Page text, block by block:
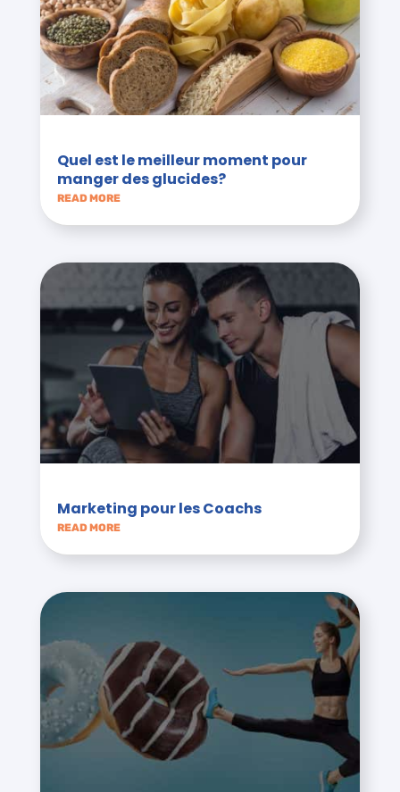
Quel est le meilleur moment pour
manger des glucides?
READ MORE
Marketing pour les Coachs
READ MORE